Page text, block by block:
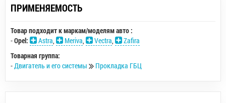
ПРИМЕНЯЕМОСТЬ
Товар подходит к маркам/моделям авто :
-Opel: Astra Meriva Vectra
Zafira
Товарная группа:
- Двигатель и его системы Прокладка ГБЦ